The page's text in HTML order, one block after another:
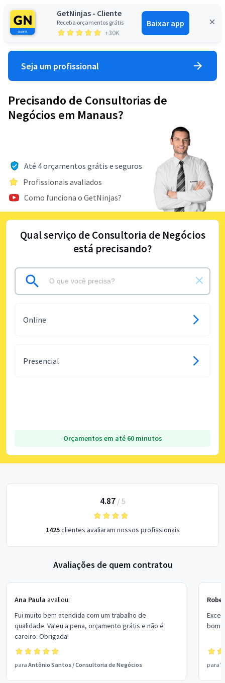
GetNinjas - Cliente
Receba orçamentos grátis
+30K
Baixar app
Entrar
Seja um profissional
Precisando de Consultorias de
Negócios em Manaus?
Até 4 orçamentos grátis e seguros
Profissionais avaliados
Como funciona o GetNinjas?
Qual serviço de Consultoria de Negócios
está precisando?
Online
Presencial
Orçamentos em até 60 minutos
4.87/ 5
1425clientes avaliaram nossos profissionais
Avaliações de quem contratou
Ana Paula avaliou:
Fui muito bem atendida com um trabalho de
qualidade. Valeu a pena, orçamento grátis e não é
careiro. Obrigada!
para Antônio Santos /Consultoria de Negócios
bom
para